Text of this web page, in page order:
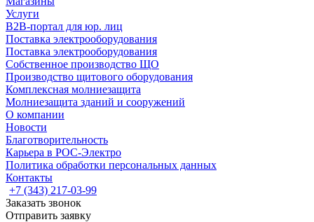
Услуги
B2B-портал для юр. лиц
Поставка электрооборудования
Поставка электрооборудования
Собственное производство ЩО
Производство щитового оборудования
Комплексная молниезащита
Молниезащита зданий и сооружений
О компании
Новости
Благотворительность
Карьера в РОС-Электро
Политика обработки персональных данных
Контакты
+7 (343) 217-03-99
Заказать звонок
Отправить заявку